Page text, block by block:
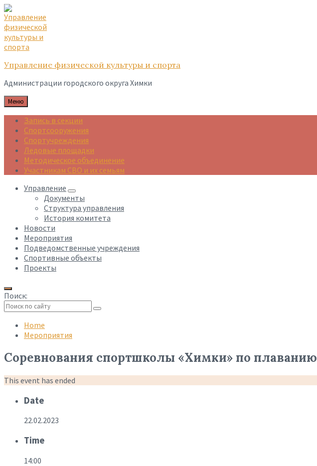
Skip
to
content
Skip
to
main
navigation
Skip
to
footer
Управление физической культуры и спорта
Администрации городского округа Химки
Меню
Запись в секции
Спортсооружения
Спортучреждения
Ледовые площадки
Методическое объединение
Участникам СВО и их семьям
Управление
Документы
Структура управления
История комитета
Новости
Мероприятия
Подведомственные учреждения
Спортивные объекты
Проекты
Поиск:
search
Home
Мероприятия
Соревнования спортшколы «Химки» по плаванию
This event has ended
Date
22.02.2023
Time
14:00